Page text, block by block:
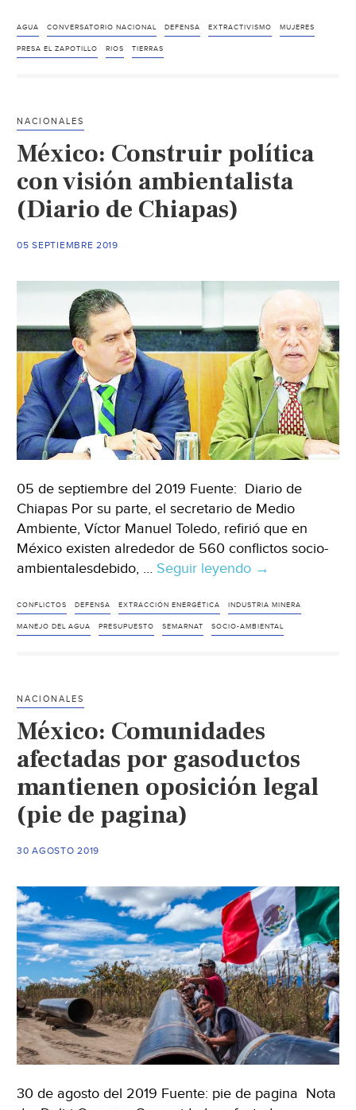
de
16
AMLO
frenar
El
Zapotillo
y
proyectos
(DesInformemonos)
AGUA CONVERSATORIO NACIONAL DEFENSA EXTRACTIVISMO MUJERES
PRESA EL ZAPOTILLO RIOS TIERRAS
NACIONALES
México: Construir política
con visión ambientalista
(Diario de Chiapas)
05 SEPTIEMBRE 2019
05 de septiembre del 2019 Fuente: Diario de
Chiapas Por su parte, el secretario de Medio
Ambiente, Víctor Manuel Toledo, refirió que en
México existen alrededor de 560 conflictos socio-
ambientalesdebido, … Seguir leyendo México:
política
con
Chiapas)
→
CONFLICTOS DEFENSA EXTRACCIÓN ENERGÉTICA INDUSTRIA MINERA
MANEJO DEL AGUA PRESUPUESTO SEMARNAT SOCIO-AMBIENTAL
NACIONALES
México: Comunidades
afectadas por gasoductos
mantienen oposición legal
(pie de pagina)
30 AGOSTO 2019
30 de agosto del 2019 Fuente: pie de pagina Nota